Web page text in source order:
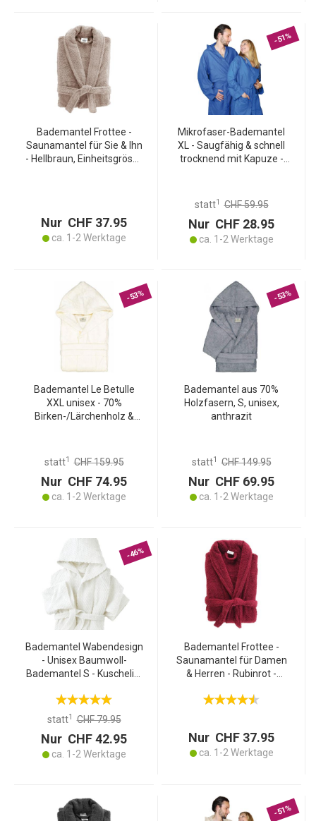
Bademantel Frottee -
Saunamantel für Sie & Ihn
- Hellbraun, Einheitsgrösse
Nur CHF 37.95
ca. 1-2 Werktage
-51%
Mikrofaser-Bademantel
XL - Saugfähig & schnell
trocknend mit Kapuze -
waschbar, inkl.
statt1 CHF 59.95
Nur CHF 28.95
ca. 1-2 Werktage
-53%
Bademantel Le Betulle
XXL unisex - 70%
Birken-/Lärchenholz &
zertifiziert - Patentiert -
statt1 CHF 159.95
Nur CHF 74.95
ca. 1-2 Werktage
-53%
Bademantel aus 70%
Holzfasern, S, unisex,
anthrazit
statt1 CHF 149.95
Nur CHF 69.95
ca. 1-2 Werktage
-46%
Bademantel Wabendesign
- Unisex Baumwoll-
Bademantel S - Kuschelig,
Saugfähig & massierend -
Maschinenwaschbar bis
statt1 CHF 79.95
Nur CHF 42.95
ca. 1-2 Werktage
Bademantel Frottee -
Saunamantel für Damen
& Herren - Rubinrot -
Baumwolle -
schnelltrocknend
Nur CHF 37.95
ca. 1-2 Werktage
-51%